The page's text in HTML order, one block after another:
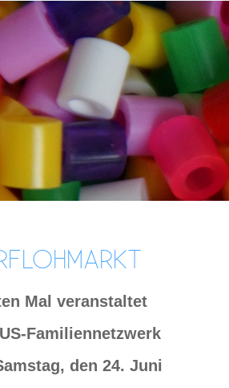
Mal veranstaltet
Familiennetzwerk
den 24. Juni